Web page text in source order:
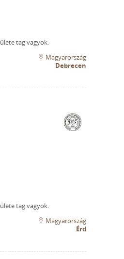
tag vagyok.
Magyarország
Debrecen
tag vagyok.
Magyarország
Érd